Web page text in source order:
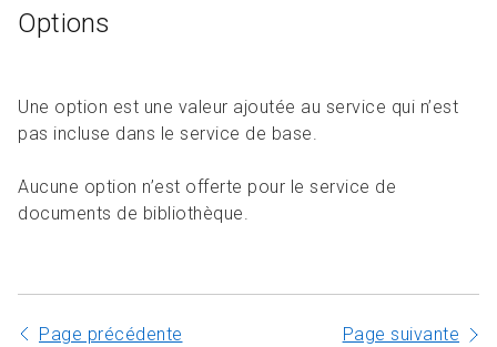
Options
Une option est une valeur ajoutée au service qui n’est
pas incluse dans le service de base.
Aucune option n’est offerte pour le service de
documents de bibliothèque.
Page précédente Page suivante